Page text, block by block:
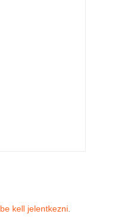
be kell jelentkezni.